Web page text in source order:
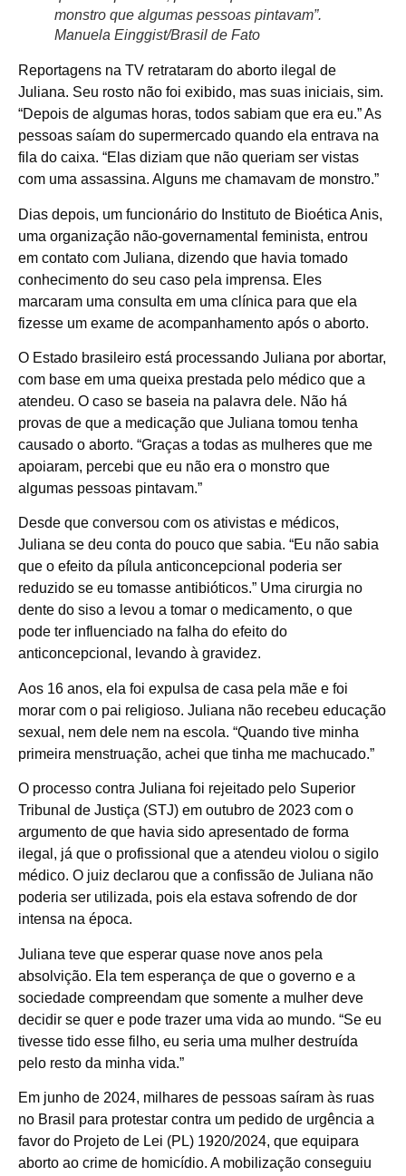
monstro que algumas pessoas pintavam”.
Manuela Einggist/Brasil de Fato
Reportagens na TV retrataram do aborto ilegal de
Juliana. Seu rosto não foi exibido, mas suas iniciais, sim.
“Depois de algumas horas, todos sabiam que era eu.” As
pessoas saíam do supermercado quando ela entrava na
fila do caixa. “Elas diziam que não queriam ser vistas
com uma assassina. Alguns me chamavam de monstro.”
Dias depois, um funcionário do Instituto de Bioética Anis,
uma organização não-governamental feminista, entrou
em contato com Juliana, dizendo que havia tomado
conhecimento do seu caso pela imprensa. Eles
marcaram uma consulta em uma clínica para que ela
fizesse um exame de acompanhamento após o aborto.
O Estado brasileiro está processando Juliana por abortar,
com base em uma queixa prestada pelo médico que a
atendeu. O caso se baseia na palavra dele. Não há
provas de que a medicação que Juliana tomou tenha
causado o aborto. “Graças a todas as mulheres que me
apoiaram, percebi que eu não era o monstro que
algumas pessoas pintavam.”
Desde que conversou com os ativistas e médicos,
Juliana se deu conta do pouco que sabia. “Eu não sabia
que o efeito da pílula anticoncepcional poderia ser
reduzido se eu tomasse antibióticos.” Uma cirurgia no
dente do siso a levou a tomar o medicamento, o que
pode ter influenciado na falha do efeito do
anticoncepcional, levando à gravidez.
Aos 16 anos, ela foi expulsa de casa pela mãe e foi
morar com o pai religioso. Juliana não recebeu educação
sexual, nem dele nem na escola. “Quando tive minha
primeira menstruação, achei que tinha me machucado.”
O processo contra Juliana foi rejeitado pelo Superior
Tribunal de Justiça (STJ) em outubro de 2023 com o
argumento de que havia sido apresentado de forma
ilegal, já que o profissional que a atendeu violou o sigilo
médico. O juiz declarou que a confissão de Juliana não
poderia ser utilizada, pois ela estava sofrendo de dor
intensa na época.
Juliana teve que esperar quase nove anos pela
absolvição. Ela tem esperança de que o governo e a
sociedade compreendam que somente a mulher deve
decidir se quer e pode trazer uma vida ao mundo. “Se eu
tivesse tido esse filho, eu seria uma mulher destruída
pelo resto da minha vida.”
Em junho de 2024, milhares de pessoas saíram às ruas
no Brasil para protestar contra um pedido de urgência a
favor do Projeto de Lei (PL) 1920/2024, que equipara
aborto ao crime de homicídio. A mobilização conseguiu